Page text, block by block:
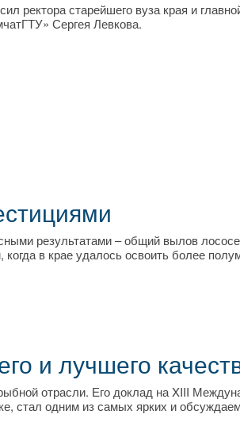
ректора старейшего вуза края и
Сергея Левкова.
результатами – общий вылов
в крае удалось освоить более
и лучшего
отрасли. Его доклад на XIII
стал одним из самых ярких и